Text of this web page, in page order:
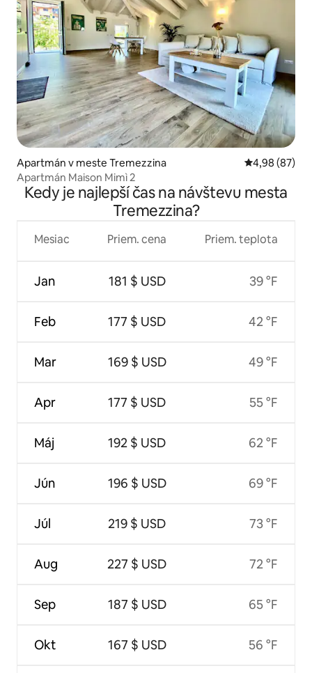
Apartmán v meste Tremezzina Priemerné
4,98 (87)
Apartmán Maison Mimì 2
Kedy je najlepší čas na návštevu mesta
Tremezzina?
Mesiac
Jan
Feb
Mar
Apr
Máj
Jún
Júl
Aug
Sep
Okt
Priem. cena
181 $ USD
177 $ USD
169 $ USD
177 $ USD
192 $ USD
196 $ USD
219 $ USD
227 $ USD
187 $ USD
167 $ USD
Priem. teplota
39 °F
42 °F
49 °F
55 °F
62 °F
69 °F
73 °F
72 °F
65 °F
56 °F